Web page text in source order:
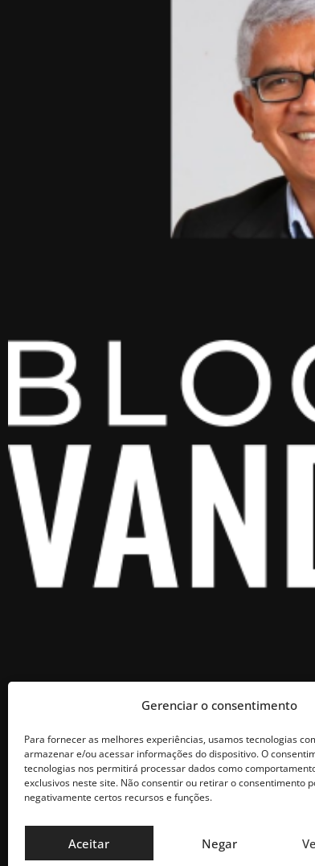
Gerenciar o consentimento
Para fornecer as melhores experiências, usamos tecnologias
armazenar e/ou acessar informações do dispositivo. O
tecnologias nos permitirá processar dados como
exclusivos neste site. Não consentir ou retirar o consentimento
negativamente certos recursos e funções.
Aceitar Negar
Blog do Vandeck © 2025 Todos os direitos reservados.